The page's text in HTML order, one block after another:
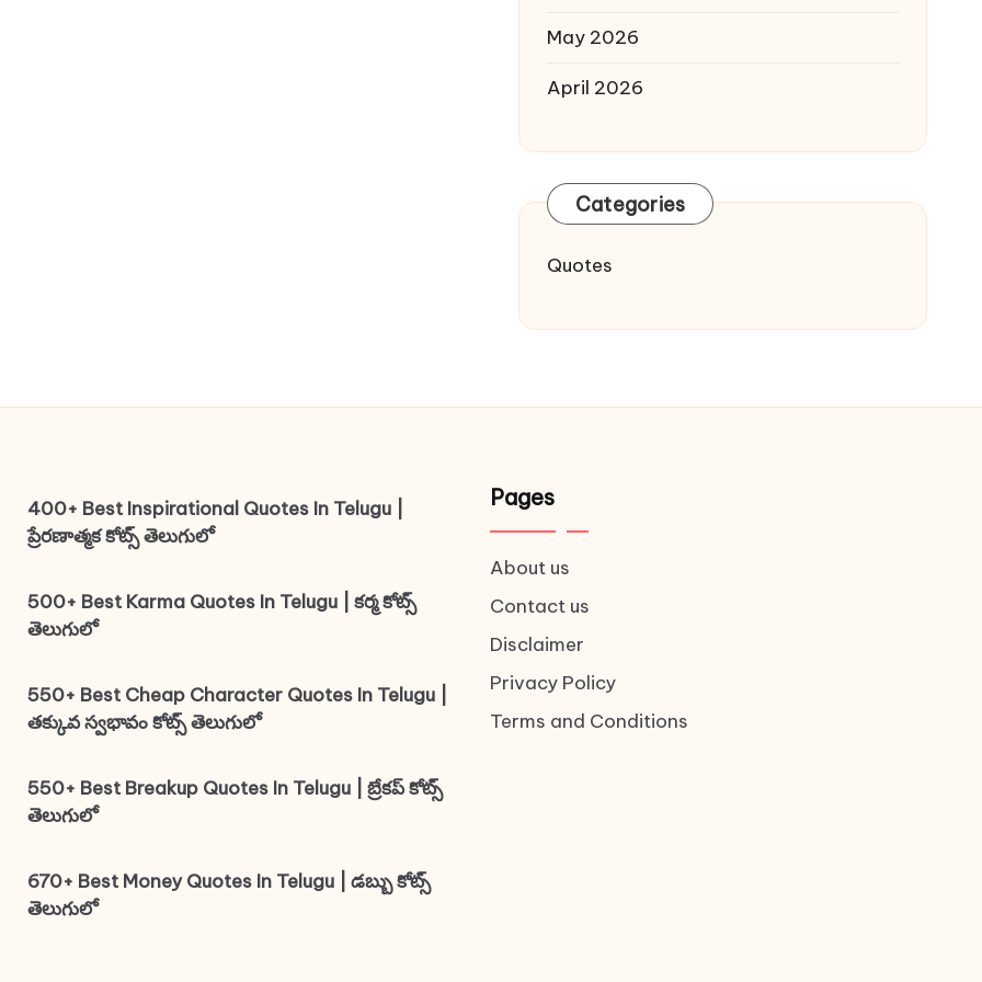
May 2026
April 2026
Categories
Quotes
400+ Best Inspirational Quotes In Telugu |
ప్రేరణాత్మక కోట్స్ తెలుగులో
500+ Best Karma Quotes In Telugu | కర్మ కోట్స్
తెలుగులో
550+ Best Cheap Character Quotes In Telugu |
తక్కువ స్వభావం కోట్స్ తెలుగులో
550+ Best Breakup Quotes In Telugu | బ్రేకప్ కోట్స్
తెలుగులో
670+ Best Money Quotes In Telugu | డబ్బు కోట్స్
తెలుగులో
Pages
About us
Contact us
Disclaimer
Privacy Policy
Terms and Conditions